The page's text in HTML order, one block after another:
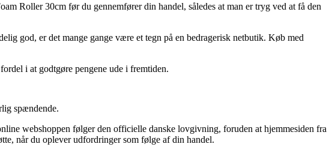
Roller 30cm før du gennemfører din handel, således at man er tryg ved at få den
god, er det mange gange være et tegn på en bedragerisk netbutik. Køb med
i at godtgøre pengene ude i fremtiden.
spændende.
webshoppen følger den officielle danske lovgivning, foruden at hjemmesiden fra
når du oplever udfordringer som følge af din handel.